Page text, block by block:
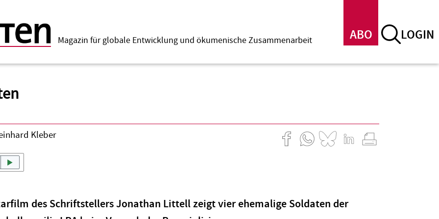
ABO LOGIN
Magazin für globale Entwicklung und ökumenische Zusammenarbeit
Kleber
des Schriftstellers Jonathan Littell zeigt vier ehemalige Soldaten der